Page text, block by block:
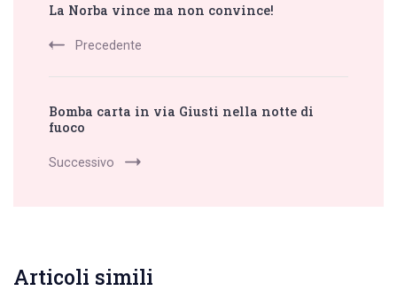
La Norba vince ma non convince!
Precedente
Bomba carta in via Giusti nella notte di
fuoco
Successivo
Articoli simili